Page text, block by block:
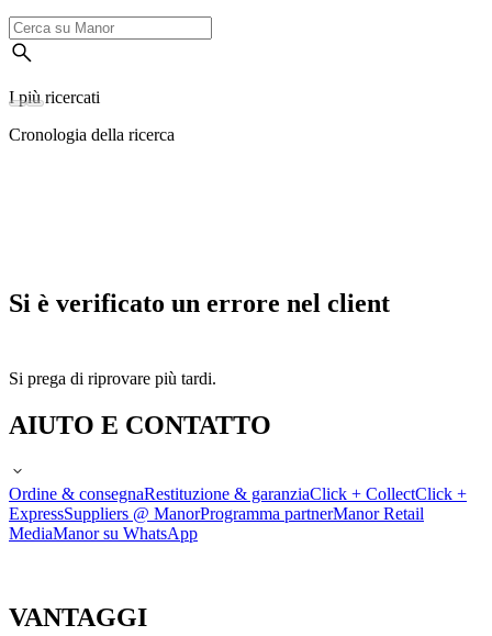
I più ricercati
Cronologia della ricerca
Si è verificato un errore nel client
Si prega di riprovare più tardi.
AIUTO E CONTATTO
Ordine & consegnaRestituzione & garanziaClick + CollectClick +
ExpressSuppliers @ ManorProgramma partnerManor Retail
MediaManor su WhatsApp
VANTAGGI